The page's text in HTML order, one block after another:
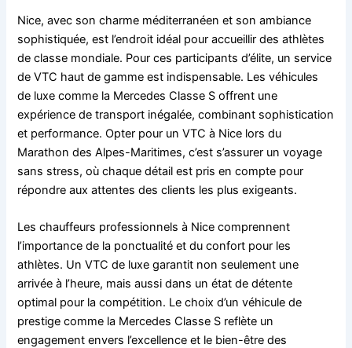
Nice, avec son charme méditerranéen et son ambiance
sophistiquée, est l’endroit idéal pour accueillir des athlètes
de classe mondiale. Pour ces participants d’élite, un service
de VTC haut de gamme est indispensable. Les véhicules
de luxe comme la Mercedes Classe S offrent une
expérience de transport inégalée, combinant sophistication
et performance. Opter pour un VTC à Nice lors du
Marathon des Alpes-Maritimes, c’est s’assurer un voyage
sans stress, où chaque détail est pris en compte pour
répondre aux attentes des clients les plus exigeants.
Les chauffeurs professionnels à Nice comprennent
l’importance de la ponctualité et du confort pour les
athlètes. Un VTC de luxe garantit non seulement une
arrivée à l’heure, mais aussi dans un état de détente
optimal pour la compétition. Le choix d’un véhicule de
prestige comme la Mercedes Classe S reflète un
engagement envers l’excellence et le bien-être des